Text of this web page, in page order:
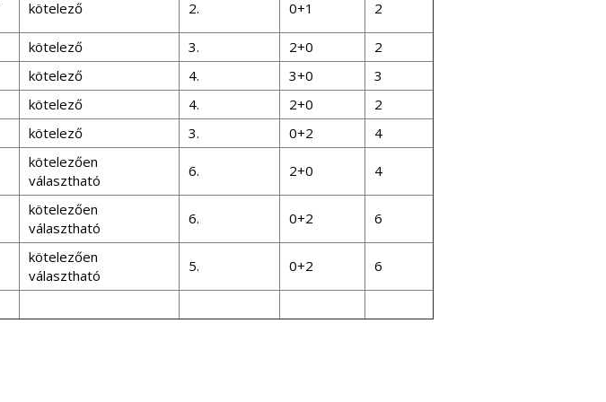
kötelező 2. 0+1 2
kötelező 3. 2+0
2
kötelező 4. 3+0
3
kötelező 4. 2+0
2
kötelező 3. 0+2 4
kötelezően
választható
6. 2+0 4
kötelezően
választható
6. 0+2 6
kötelezően
választható
5. 0+2 6